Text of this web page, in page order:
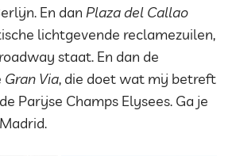
En dan Plaza del Callao
lichtgevende reclamezuilen,
staat. En dan de
Gran Via, die doet wat mij betreft
Parijse Champs Elysees. Ga je